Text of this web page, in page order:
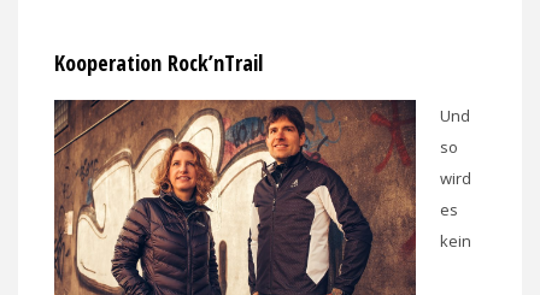
Kooperation Rock’nTrail
Und
so
wird
es
kein